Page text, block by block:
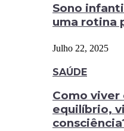
Sono
uma rotina
Julho 22, 2025
SAÚDE
Como viver
equilíbrio,